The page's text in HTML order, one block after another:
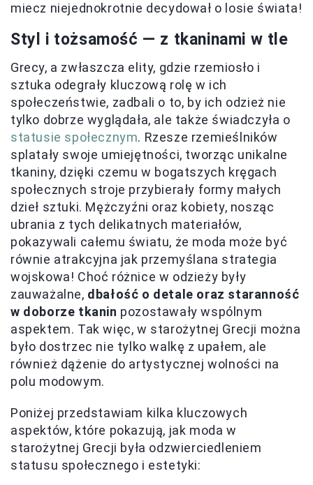
miecz niejednokrotnie decydował o losie świata!
Styl i tożsamość — z tkaninami w tle
Grecy, a zwłaszcza elity, gdzie rzemiosło i
sztuka odegrały kluczową rolę w ich
społeczeństwie, zadbali o to, by ich odzież nie
tylko dobrze wyglądała, ale także świadczyła o
statusie społecznym. Rzesze rzemieślników
splatały swoje umiejętności, tworząc unikalne
tkaniny, dzięki czemu w bogatszych kręgach
społecznych stroje przybierały formy małych
dzieł sztuki. Mężczyźni oraz kobiety, nosząc
ubrania z tych delikatnych materiałów,
pokazywali całemu światu, że moda może być
równie atrakcyjna jak przemyślana strategia
wojskowa! Choć różnice w odzieży były
zauważalne, dbałość o detale oraz staranność
w doborze tkanin pozostawały wspólnym
aspektem. Tak więc, w starożytnej Grecji można
było dostrzec nie tylko walkę z upałem, ale
również dążenie do artystycznej wolności na
polu modowym.
Poniżej przedstawiam kilka kluczowych
aspektów, które pokazują, jak moda w
starożytnej Grecji była odzwierciedleniem
statusu społecznego i estetyki: